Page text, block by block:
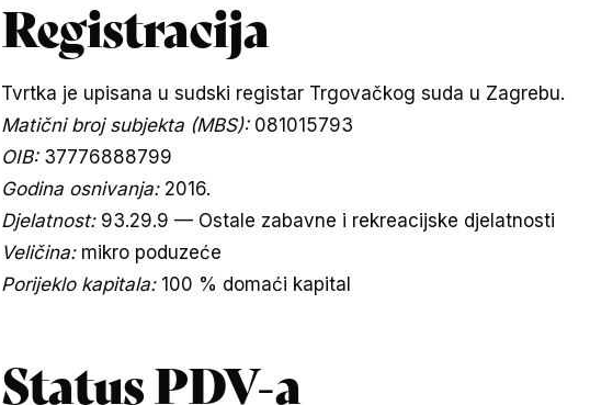
Registracija
Tvrtka je upisana u sudski registar Trgovačkog suda u Zagrebu.
Matični broj subjekta (MBS):081015793
OIB:37776888799
Godina osnivanja:2016.
Djelatnost:93.29.9 — Ostale zabavne i rekreacijske djelatnosti
Veličina:mikro poduzeće
Porijeklo kapitala:100 % domaći kapital
Status PDV-a